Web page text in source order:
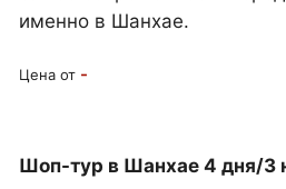
именно в Шанхае.
Цена от -
Шоп-тур в Шанхае 4 дня/3